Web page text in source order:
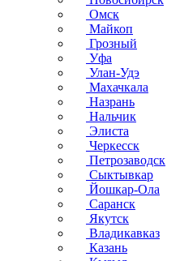
Омск
Майкоп
Грозный
Уфа
Улан-Удэ
Махачкала
Назрань
Нальчик
Элиста
Черкесск
Петрозаводск
Сыктывкар
Йошкар-Ола
Саранск
Якутск
Владикавказ
Казань